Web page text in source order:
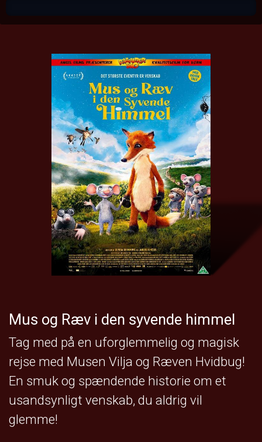
Mus og Ræv i den syvende himmel
Tag med på en uforglemmelig og magisk
rejse med Musen Vilja og Ræven Hvidbug!
En smuk og spændende historie om et
usandsynligt venskab, du aldrig vil
glemme!